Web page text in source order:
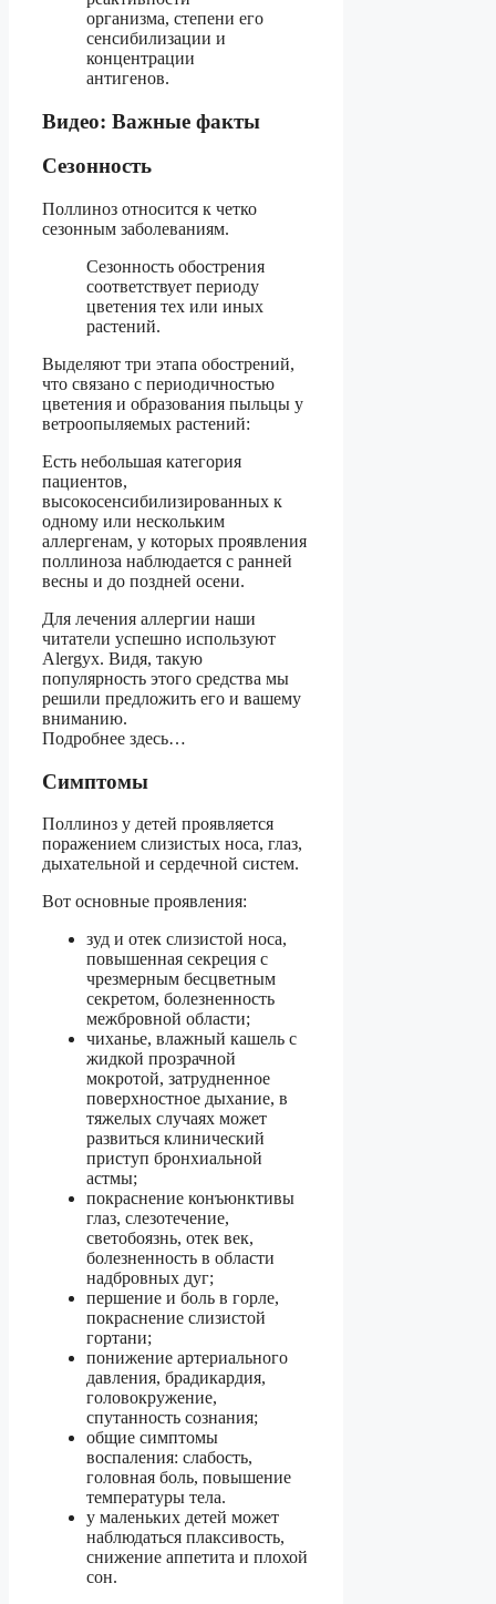
организма, степени его
сенсибилизации и
концентрации
антигенов.
Видео: Важные факты
Сезонность
Поллиноз относится к четко
сезонным заболеваниям.
Сезонность обострения
соответствует периоду
цветения тех или иных
растений.
Выделяют три этапа обострений,
что связано с периодичностью
цветения и образования пыльцы у
ветроопыляемых растений:
Есть небольшая категория
пациентов,
высокосенсибилизированных к
одному или нескольким
аллергенам, у которых проявления
поллиноза наблюдается с ранней
весны и до поздней осени.
Для лечения аллергии наши
читатели успешно используют
Alergyx. Видя, такую
популярность этого средства мы
решили предложить его и вашему
вниманию.
Подробнее здесь…
Симптомы
Поллиноз у детей проявляется
поражением слизистых носа, глаз,
дыхательной и сердечной систем.
Вот основные проявления:
зуд и отек слизистой носа,
повышенная секреция с
чрезмерным бесцветным
секретом, болезненность
межбровной области;
чиханье, влажный кашель с
жидкой прозрачной
мокротой, затрудненное
поверхностное дыхание, в
тяжелых случаях может
развиться клинический
приступ бронхиальной
астмы;
покраснение конъюнктивы
глаз, слезотечение,
светобоязнь, отек век,
болезненность в области
надбровных дуг;
першение и боль в горле,
покраснение слизистой
гортани;
понижение артериального
давления, брадикардия,
головокружение,
спутанность сознания;
общие симптомы
воспаления: слабость,
головная боль, повышение
температуры тела.
у маленьких детей может
наблюдаться плаксивость,
снижение аппетита и плохой
сон.